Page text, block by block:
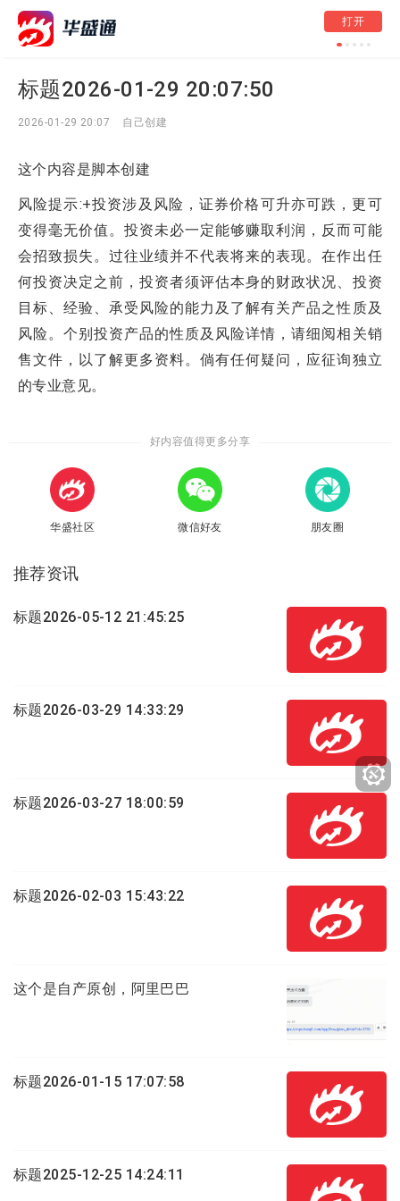
标题2026-05-12
打开
标题2026-01-29 20:07:50
2026-01-29 20:07 自己创建
这个内容是脚本创建
风险提示:+投资涉及风险，证券价格可升亦可跌，更可
变得毫无价值。投资未必一定能够赚取利润，反而可能
会招致损失。过往业绩并不代表将来的表现。在作出任
何投资决定之前，投资者须评估本身的财政状况、投资
目标、经验、承受风险的能力及了解有关产品之性质及
风险。个别投资产品的性质及风险详情，请细阅相关销
售文件，以了解更多资料。倘有任何疑问，应征询独立
的专业意见。
好内容值得更多分享
华盛社区 微信好友 朋友圈
推荐资讯
标题2026-05-12 21:45:25
标题2026-03-29 14:33:29
标题2026-03-27 18:00:59
标题2026-02-03 15:43:22
这个是自产原创，阿里巴巴
标题2026-01-15 17:07:58
标题2025-12-25 14:24:11